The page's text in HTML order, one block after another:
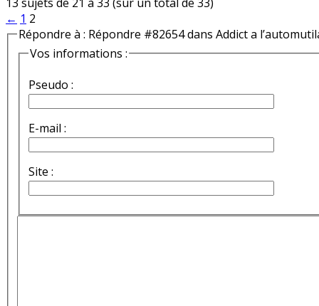
← 1 2
Répondre à : Répondre #82654 dans Addict a
Vos informations :
Pseudo :
E-mail :
Site :